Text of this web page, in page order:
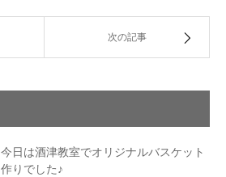
次の記事
今日は酒津教室でオリジナルバスケット
作りでした♪